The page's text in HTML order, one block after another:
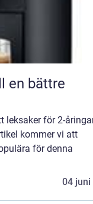
leksaker för 2-
kommer vi att
för denna
04 juni